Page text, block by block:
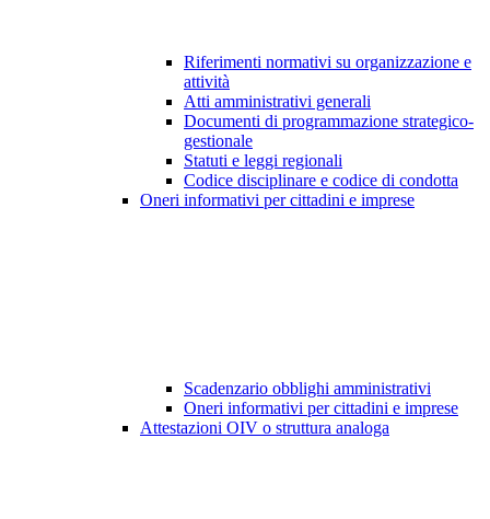
Riferimenti normativi su organizzazione e
attività
Atti amministrativi generali
Documenti di programmazione strategico-
gestionale
Statuti e leggi regionali
Codice disciplinare e codice di condotta
Oneri informativi per cittadini e imprese
Scadenzario obblighi amministrativi
Oneri informativi per cittadini e imprese
Attestazioni OIV o struttura analoga